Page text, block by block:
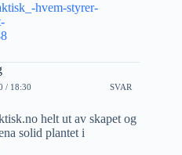
hvem-styrer-
/ 18:30 SVAR
helt ut av skapet og
solid plantet i